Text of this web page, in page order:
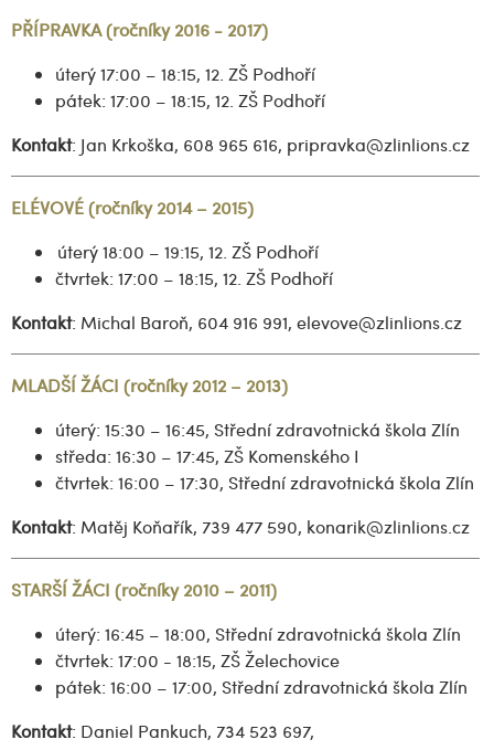
PŘÍPRAVKA (ročníky 2016 - 2017)
úterý 17:00 – 18:15, 12. ZŠ Podhoří
pátek: 17:00 – 18:15, 12. ZŠ Podhoří
Kontakt: Jan Krkoška, 608 965 616, pripravka@zlinlions.cz
ELÉVOVÉ (ročníky 2014 – 2015)
úterý 18:00 – 19:15, 12. ZŠ Podhoří
čtvrtek: 17:00 – 18:15, 12. ZŠ Podhoří
Kontakt: Michal Baroň, 604 916 991, elevove@zlinlions.cz
MLADŠÍ ŽÁCI (ročníky 2012 – 2013)
úterý: 15:30 – 16:45, Střední zdravotnická škola Zlín
středa: 16:30 – 17:45, ZŠ Komenského I
čtvrtek: 16:00 – 17:30, Střední zdravotnická škola Zlín
Kontakt: Matěj Koňařík, 739 477 590, konarik@zlinlions.cz
STARŠÍ ŽÁCI (ročníky 2010 – 2011)
úterý: 16:45 – 18:00, Střední zdravotnická škola Zlín
čtvrtek: 17:00 - 18:15, ZŠ Želechovice
pátek: 16:00 – 17:00, Střední zdravotnická škola Zlín
Kontakt: Daniel Pankuch, 734 523 697,